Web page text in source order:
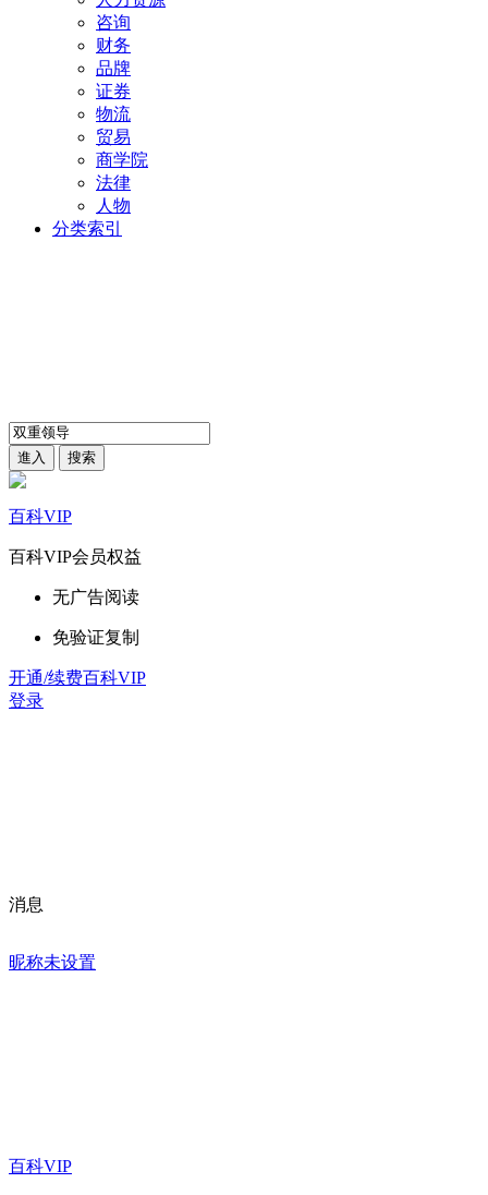
咨询
财务
品牌
证券
物流
贸易
商学院
法律
人物
分类索引
百科VIP
百科VIP会员权益
无广告阅读
免验证复制
开通/续费百科VIP
登录
消息
昵称未设置
百科VIP